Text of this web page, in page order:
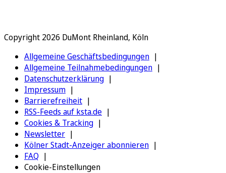
Copyright 2026 DuMont Rheinland, Köln
Allgemeine Geschäftsbedingungen
Allgemeine Teilnahmebedingungen
Datenschutzerklärung
Impressum
Barrierefreiheit
RSS-Feeds auf ksta.de
Cookies & Tracking
Newsletter
Kölner Stadt-Anzeiger abonnieren
FAQ
Cookie-Einstellungen